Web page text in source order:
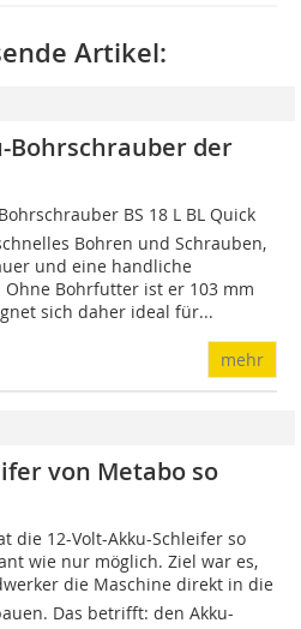
Artikel:
Bohrschrauber der
BS 18 L BL Quick
Bohren und Schrauben,
und eine handliche
Ohne Bohrfutter ist er 103 mm
sich daher ideal für...
mehr
von Metabo so
die 12-Volt-Akku-Schleifer so
wie nur möglich. Ziel war es,
die Maschine direkt in die
Das betrifft: den Akku-